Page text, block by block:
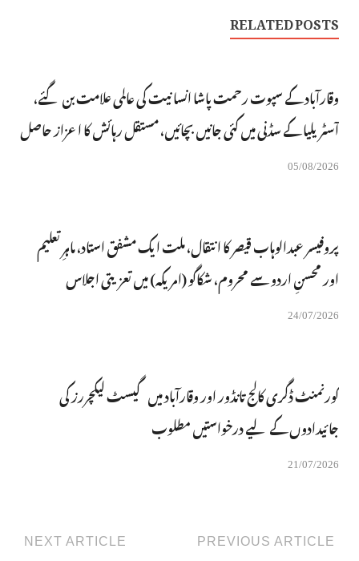
RELATED POSTS
وقارآباد کے سپوت رحمت پاشا انسانیت کی عالمی علامت بن گئے،
آسٹریلیا کے سڈنی میں کئی جانیں بچائیں، مستقل رہائش کا اعزاز حاصل
05/08/2026
پروفیسر عبدالوہاب قیصر کا انتقال، ملت ایک مشفق استاد، ماہرِتعلیم
اور محسنِ اردو سے محروم، شکاگو (امریکہ) میں تعزیتی اجلاس
24/07/2026
گورنمنٹ ڈگری کالج تانڈور اور وقارآباد میں گیسٹ لیکچررز کی
جائیدادوں کے لیے درخواستیں مطلوب
21/07/2026
PREVIOUS ARTICLE
NEXT ARTICLE